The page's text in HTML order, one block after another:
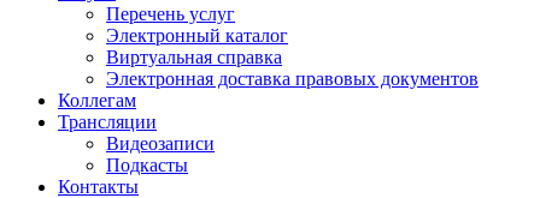
Перечень услуг
Электронный каталог
Виртуальная справка
Электронная доставка правовых документов
Коллегам
Трансляции
Видеозаписи
Подкасты
Контакты